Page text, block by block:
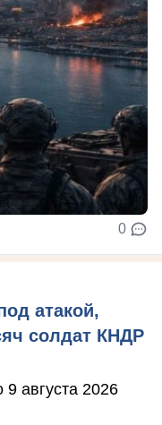
0
атакой,
солдат КНДР
августа 2026